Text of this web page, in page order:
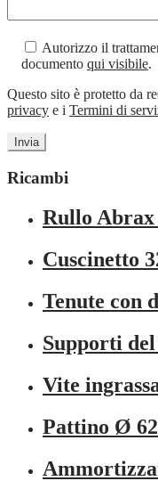
Autorizzo il
documento qui visibile.
Questo sito è protetto da
privacy e i Termini di
Ricambi
Rullo
Cuscinetto
Tenute con
Supporti
Vite
Pattino Ø